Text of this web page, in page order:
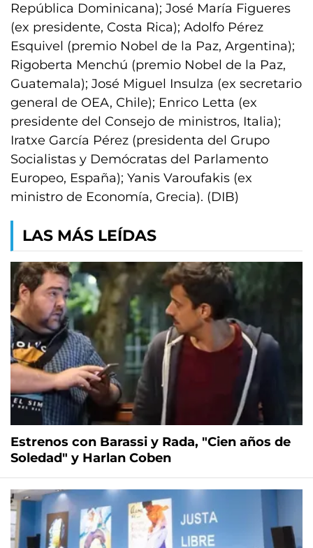
República Dominicana); José María Figueres
(ex presidente, Costa Rica); Adolfo Pérez
Esquivel (premio Nobel de la Paz, Argentina);
Rigoberta Menchú (premio Nobel de la Paz,
Guatemala); José Miguel Insulza (ex secretario
general de OEA, Chile); Enrico Letta (ex
presidente del Consejo de ministros, Italia);
Iratxe García Pérez (presidenta del Grupo
Socialistas y Demócratas del Parlamento
Europeo, España); Yanis Varoufakis (ex
ministro de Economía, Grecia). (DIB)
LAS MÁS LEÍDAS
Estrenos con Barassi y Rada, "Cien años de
Soledad" y Harlan Coben